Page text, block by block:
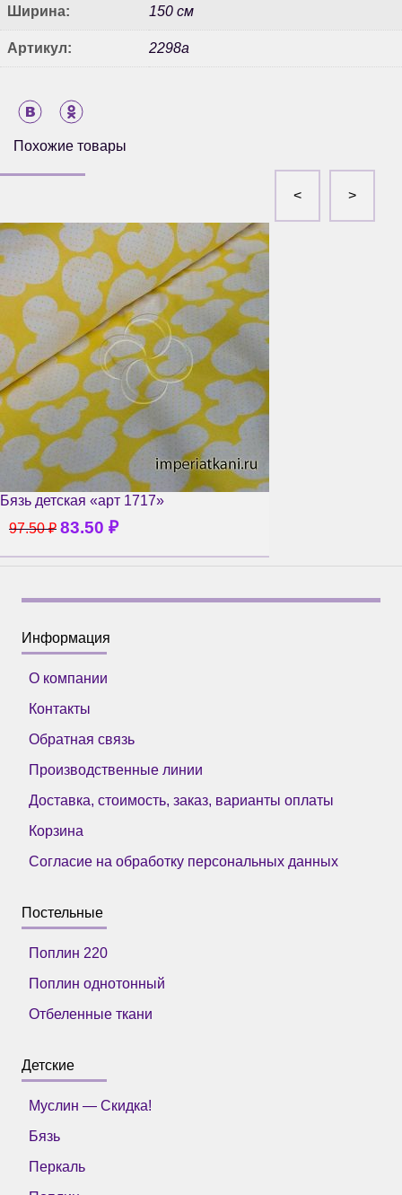
Ширина: 150 см
Артикул: 2298а
Похожие товары
Бязь детская «арт 1717»
97.50₽ 83.50 ₽
Информация
О компании
Контакты
Обратная связь
Производственные линии
Доставка, стоимость, заказ, варианты оплаты
Корзина
Согласие на обработку персональных данных
Постельные
Поплин 220
Поплин однотонный
Отбеленные ткани
Детские
Муслин — Скидка!
Бязь
Перкаль